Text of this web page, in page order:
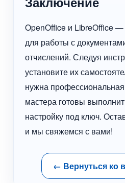
OpenOffice и LibreOffice
для работы с
отчислений. Следуя
установите их
нужна
мастера готовы
настройку под ключ.
и мы свяжемся с вами!
← Вернуться ко